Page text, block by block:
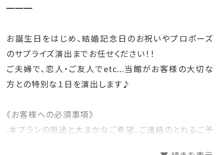
━━━
お誕生日をはじめ、結婚記念日のお祝いやプロポーズ
のサプライズ演出までお任せください！！
ご夫婦で、恋人・ご友人でetc...当館がお客様の大切な
方との特別な１日を演出します♪
《お客様への必須事項》
.本プランの用途と大まかなご希望、ご連絡のとれるご予